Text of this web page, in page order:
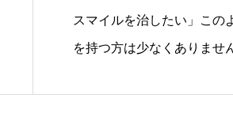
スマイルを治したい」この
を持つ方は少なくありませ